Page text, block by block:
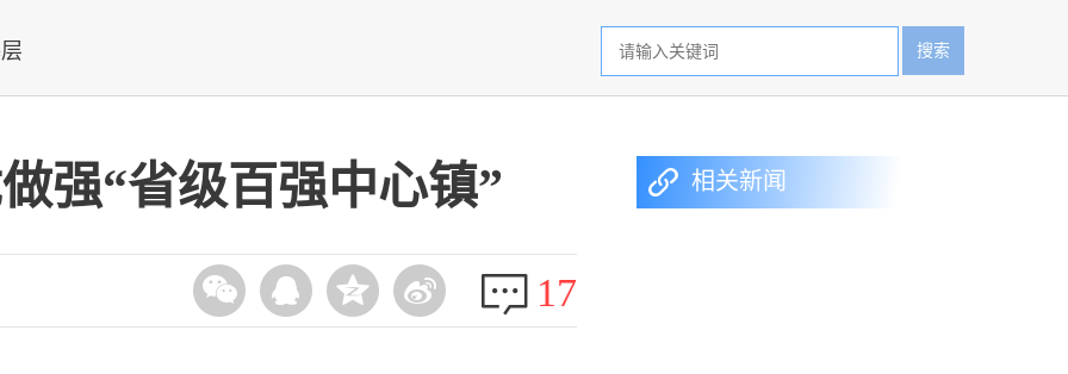
搜索
强“省级百强中心镇”
17
相关新闻